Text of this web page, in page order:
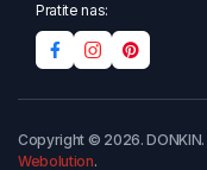
Pratite nas:
Copyright © 2026.
Webolution.